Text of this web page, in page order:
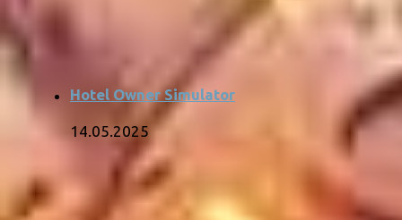
Hotel Owner Simulator
14.05.2025